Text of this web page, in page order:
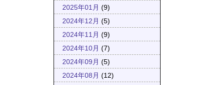
2025年01月 (9)
2024年12月 (5)
2024年11月 (9)
2024年10月 (7)
2024年09月 (5)
2024年08月 (12)